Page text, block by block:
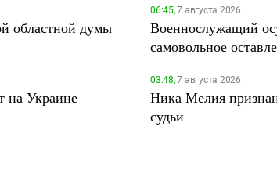
областной думы
06:45,7 августа 2026
Военнослужащий
самовольное
на Украине
03:48,7 августа 2026
Ника Мелия
судьи